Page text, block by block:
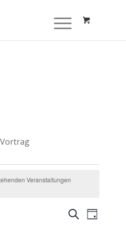
Vortrag
Veranstaltungen
SucheTag